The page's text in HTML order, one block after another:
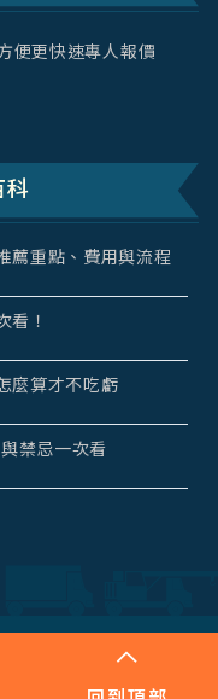
便更快速專人報價
薦重點、費用與流程
看！
麼算才不吃虧
禁忌一次看
長途搬家
回頭車